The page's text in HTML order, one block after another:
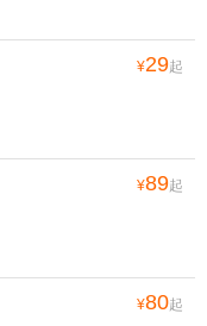
¥29起
¥89起
¥80起